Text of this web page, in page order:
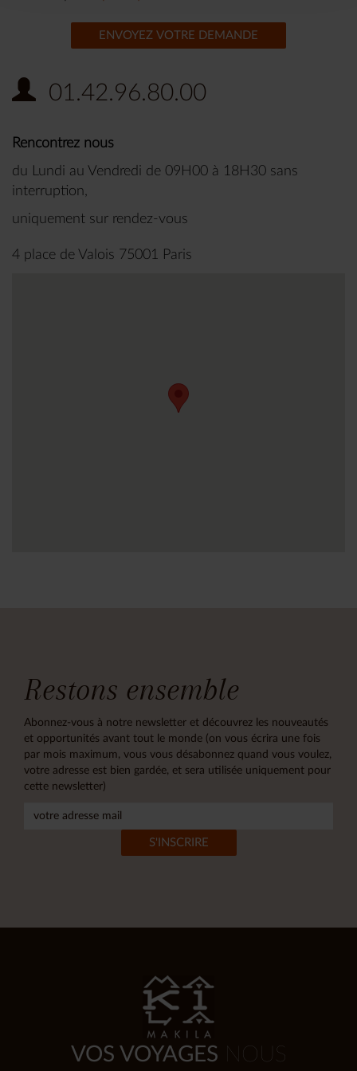
ENVOYEZ VOTRE DEMANDE
01.42.96.80.00
Rencontrez nous
du Lundi au Vendredi de 09H00 à 18H30 sans
interruption,
uniquement sur rendez-vous
4 place de Valois 75001 Paris
Restons ensemble
Abonnez-vous à notre newsletter et découvrez les nouveautés
et opportunités avant tout le monde (on vous écrira une fois
par mois maximum, vous vous désabonnez quand vous voulez,
votre adresse est bien gardée, et sera utilisée uniquement pour
cette newsletter)
VOS VOYAGES NOUS